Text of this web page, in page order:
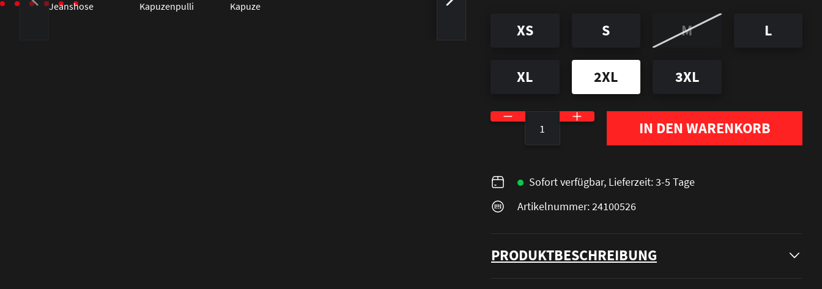
XS S M L
XL 2XL 3XL
Produkt Anzahl: Gib den gewünschten Wert ein oder
IN DEN WARENKORB
Sofort verfügbar, Lieferzeit: 3-5 Tage
Artikelnummer: 24100526
PRODUKTBESCHREIBUNG